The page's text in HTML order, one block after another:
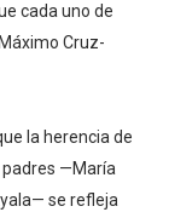
cada uno de
Cruz-
la herencia de
padres —María
se refleja